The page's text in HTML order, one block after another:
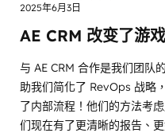
2025年6月3日
AE CRM 改变了游
与 AE CRM 合作是我们团队
助我们简化了 RevOps 战略
了内部流程！他们的方法考
们现在有了更清晰的报告、